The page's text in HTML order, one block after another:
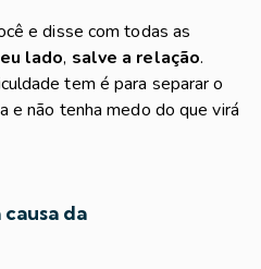
e disse com todas as
lado, salve a relação.
tem é para separar o
e não tenha medo do que virá
da